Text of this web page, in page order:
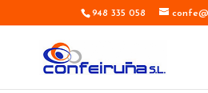
948 335 058